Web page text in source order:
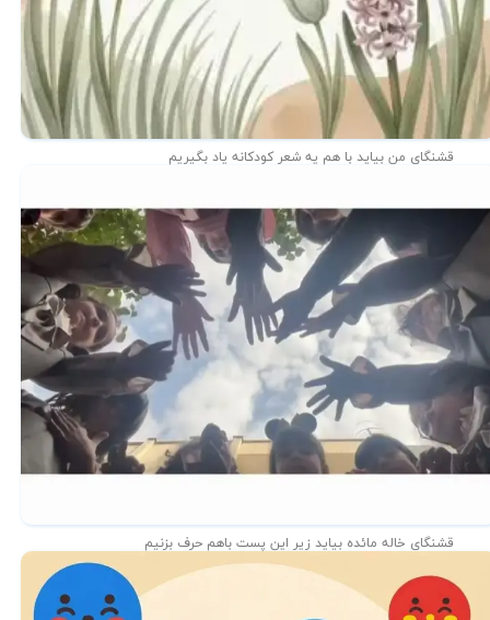
قشنگای من بيايد با هم یه شعر کودکانه ياد بگیریم
قشنگای خاله مائده بیاید زیر این پست باهم حرف بزنیم